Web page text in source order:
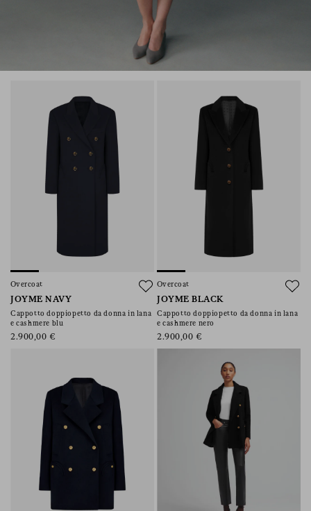
Overcoat
JOYME NAVY
Cappotto doppiopetto da donna in lana
e cashmere blu
2.900,00 €
Overcoat
JOYME BLACK
Cappotto doppiopetto da donna in lana
e cashmere nero
2.900,00 €